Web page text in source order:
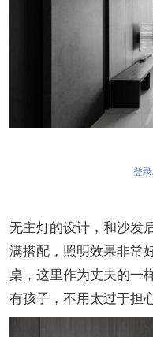
登
无主灯的设计，和沙发
满搭配，照明效果非常
桌，这里作为丈夫的一
有孩子，不用太过于担